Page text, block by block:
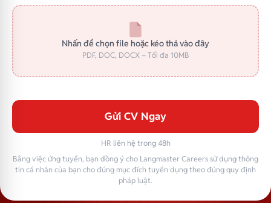
Nhấn để chọn file hoặc kéo thả vào đây
PDF, DOC, DOCX – Tối đa 10MB
Gửi CV Ngay
HR liên hệ trong 48h
Bằng việc ứng tuyển, bạn đồng ý cho Langmaster Careers sử dụng thông
tin cá nhân của bạn cho đúng mục đích tuyển dụng theo đúng quy định
pháp luật.